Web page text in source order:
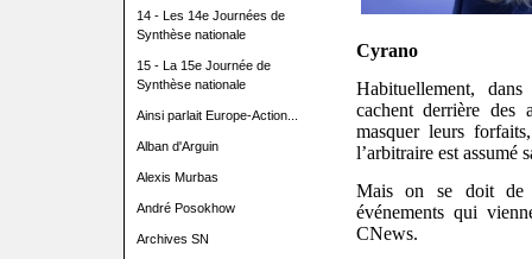
14 - Les 14e Journées de
Synthèse nationale
15 - La 15e Journée de
Synthèse nationale
Ainsi parlait Europe-Action...
Alban d'Arguin
Alexis Murbas
André Posokhow
Archives SN
Cyrano
Habituellement,
cachent derrière des
masquer leurs
l’arbitraire est assumé
Mais on se doit de
événements qui
CNews.